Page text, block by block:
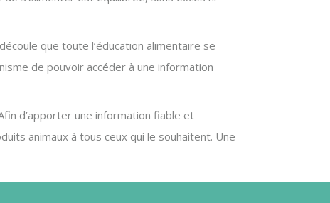
que toute l’éducation alimentaire se
de pouvoir accéder à une information
d’apporter une information fiable et
animaux à tous ceux qui le souhaitent. Une